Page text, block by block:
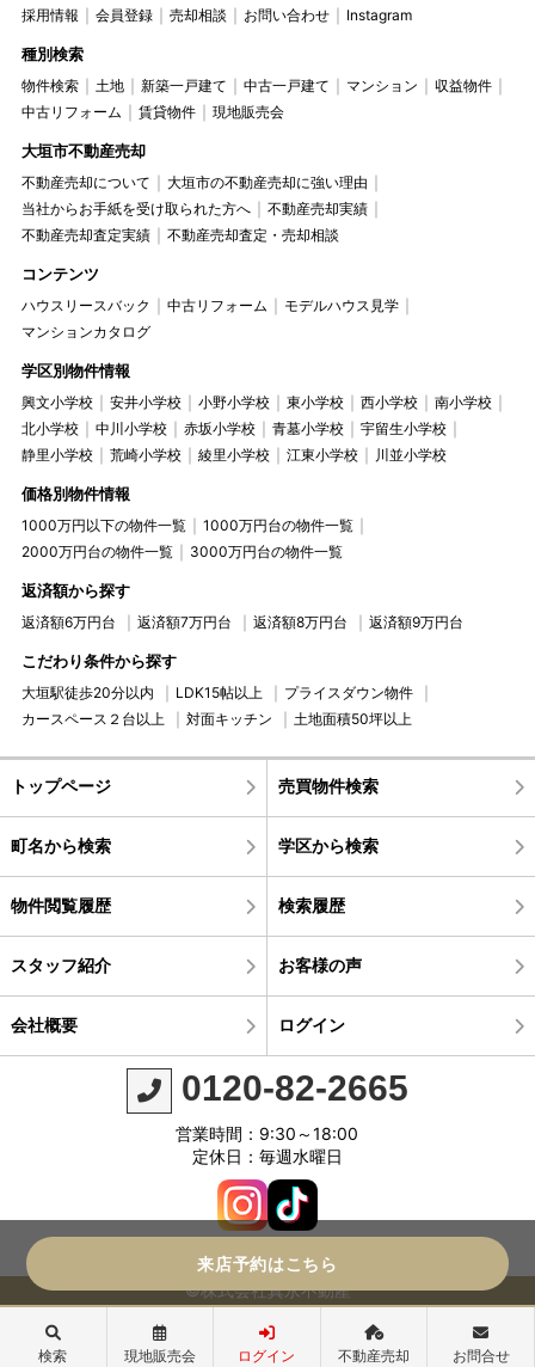
採用情報
会員登録 売却相談 お問い合わせ Instagram
種別検索
物件検索 土地 新築一戸建て 中古一戸建て マンション
収益物件
中古リフォーム
賃貸物件 現地販売会
大垣市不動産売却
不動産売却について
大垣市の不動産売却に強い理由
当社からお手紙を受け取られた方へ
不動産売却実績
不動産売却査定実績
不動産売却査定・売却相談
コンテンツ
ハウスリースバック 中古リフォーム
モデルハウス見学
マンションカタログ
学区別物件情報
興文小学校 安井小学校 小野小学校 東小学校 西小学校
南小学校
北小学校
中川小学校 赤坂小学校 青墓小学校
宇留生小学校
静里小学校
荒崎小学校 綾里小学校 江東小学校 川並小学校
価格別物件情報
1000万円以下の物件一覧
1000万円台の物件一覧
2000万円台の物件一覧
3000万円台の物件一覧
返済額から探す
返済額6万円台 返済額7万円台 返済額8万円台 返済額9万円台
こだわり条件から探す
大垣駅徒歩20分以内 LDK15帖以上
プライスダウン物件
カースペース２台以上
対面キッチン 土地面積50坪以上
トップページ 売買物件検索
町名から検索 学区から検索
物件閲覧履歴 検索履歴
スタッフ紹介 お客様の声
会社概要 ログイン
0120-82-2665
営業時間：9:30～18:00
定休日：毎週水曜日
©株式会社真永不動産
来店予約はこちら
検索 現地販売会 ログイン 不動産売却 お問合せ